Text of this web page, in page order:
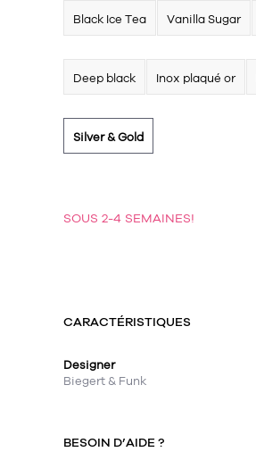
Black Ice Tea Vanilla Sugar
Deep black Inox plaqué or
Silver & Gold
SOUS 2-4 SEMAINES!
CARACTÉRISTIQUES
Designer
Biegert & Funk
BESOIN D’AIDE ?